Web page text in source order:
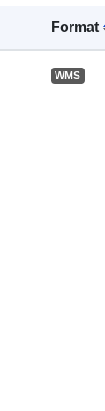
Format
WMS